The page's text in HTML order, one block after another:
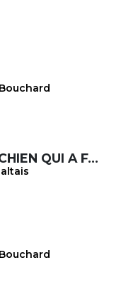
LES FUNÉRAILLES DU CHIEN QUI A FAIT FAUSSE ROUTE